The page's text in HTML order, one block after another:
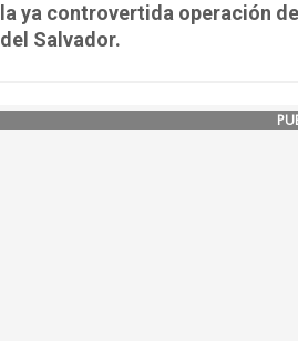
la ya controvertida operación
del Salvador.